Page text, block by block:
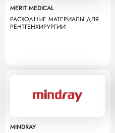
MERIT MEDICAL
РАСХОДНЫЕ МАТЕРИАЛЫ ДЛЯ
РЕНТГЕНХИРУРГИИ
MINDRAY